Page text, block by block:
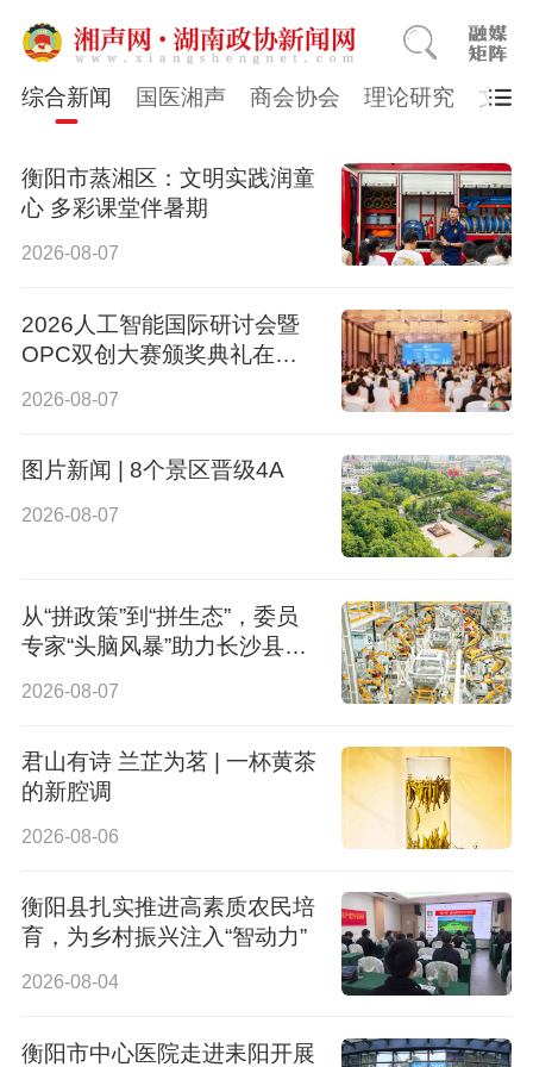
综合新闻 国医湘声 商会协会 理论研究 文史
衡阳市蒸湘区：文明实践润童
心 多彩课堂伴暑期
2026-08-07
2026人工智能国际研讨会暨
OPC双创大赛颁奖典礼在长
2026-08-07
图片新闻 | 8个景区晋级4A
2026-08-07
从“拼政策”到“拼生态”，委员
专家“头脑风暴”助力长沙县招
2026-08-07
君山有诗 兰芷为茗 | 一杯黄茶
的新腔调
2026-08-06
衡阳县扎实推进高素质农民培
育，为乡村振兴注入“智动力”
2026-08-04
衡阳市中心医院走进耒阳开展